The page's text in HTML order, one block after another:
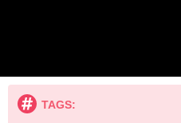
TAGS: